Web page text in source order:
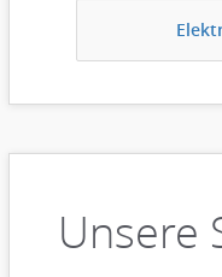
Unsere